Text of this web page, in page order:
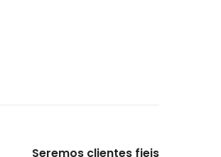
Seremos clientes fieis